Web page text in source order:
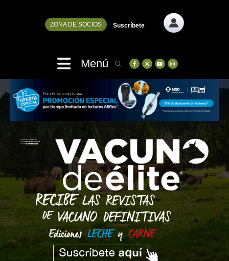
ZONA DE SOCIOS Suscríbete
Menú